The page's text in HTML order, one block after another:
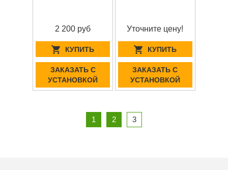
2 200 руб
КУПИТЬ
ЗАКАЗАТЬ С
УСТАНОВКОЙ
Уточните цену!
КУПИТЬ
ЗАКАЗАТЬ С
УСТАНОВКОЙ
1 2 3